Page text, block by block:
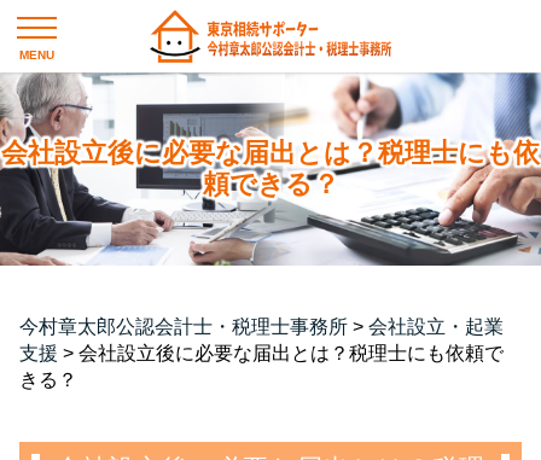
会社設立後に必要な届出とは？税理士にも依
頼できる？
今村章太郎公認会計士・税理士事務所 > 会社設立・起業
支援 > 会社設立後に必要な届出とは？税理士にも依頼で
きる？